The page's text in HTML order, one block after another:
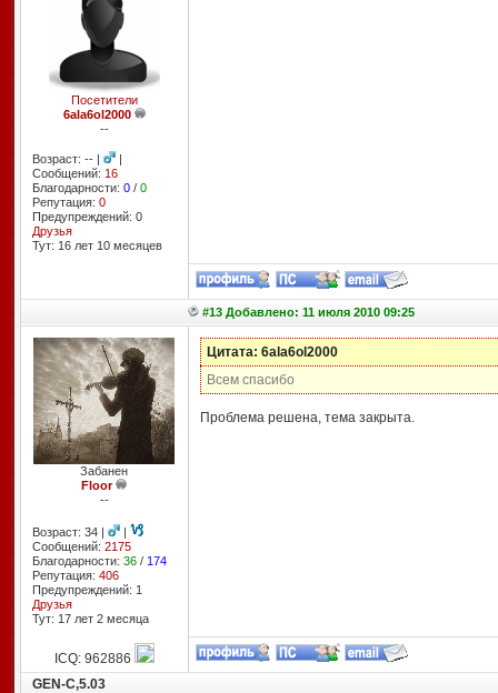
Посетители
6ala6ol2000
--
Возраст: -- |
|
Сообщений: 16
Благодарности: 0/ 0
Репутация: 0
Предупреждений: 0
Друзья
Тут: 16 лет 10 месяцев
#13 Добавлено: 11 июля 2010 09:25
Забанен
Floor
--
Возраст: 34 |
|
Сообщений: 2175
Благодарности: 36/ 174
Репутация: 406
Предупреждений: 1
Друзья
Тут: 17 лет 2 месяцa
Цитата: 6ala6ol2000
Всем спасибо
Проблема решена, тема закрыта.
ICQ: 962886
GEN-C,5.03